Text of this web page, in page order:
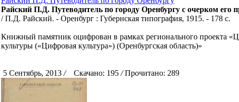
Райский П.Д. Путеводитель по городу Оренбургу с очерком
/ П.Д. Райский. - Оренбург : Губернская типография, 1915. - 178 с.
Книжный памятник оцифрован в рамках регионального проекта
культуры («Цифровая культура») (Оренбургская область)»
5 Сентябрь, 2013 /Скачано: 195 /Прочитано: 289